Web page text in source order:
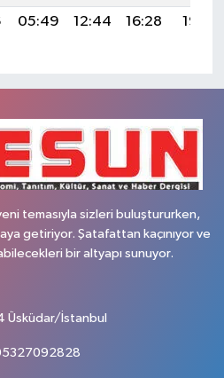
05:49 12:44 16:28 19:28
temasıyla sizleri buluştururken,
getiriyor. Şatafattan kaçınıyor ve
bir altyapı sunuyor.
Üsküdar/İstanbul